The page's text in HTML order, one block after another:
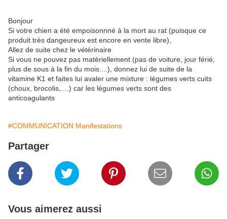
Bonjour
Si votre chien a été empoisonnné à la mort au rat (puisque ce
produit très dangeureux est encore en vente libre),
Allez de suite chez le vétérinaire
Si vous ne pouvez pas matériellement (pas de voiture, jour férié,
plus de sous à la fin du mois....), donnez lui de suite de la
vitamine K1 et faites lui avaler une mixture : légumes verts cuits
(choux, brocolis,....) car les légumes verts sont des
anticoagulants
#COMMUNICATION Manifestations
Partager
Vous aimerez aussi